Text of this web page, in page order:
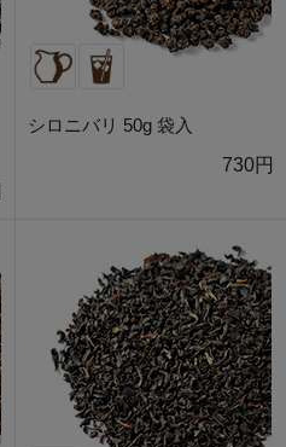
シロニバリ 50g 袋入
730円